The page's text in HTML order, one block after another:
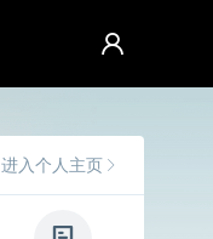
进入个人主页